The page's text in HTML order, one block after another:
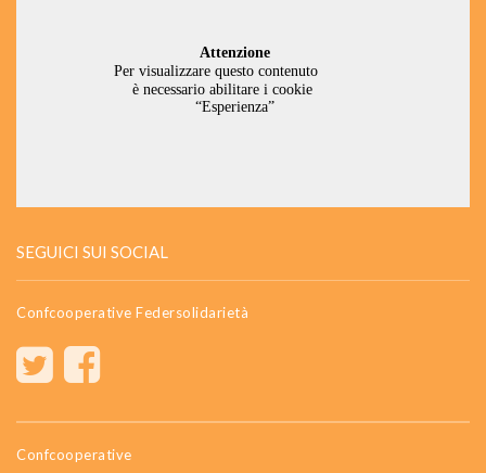
SEGUICI SUI SOCIAL
Confcooperative Federsolidarietà
Confcooperative